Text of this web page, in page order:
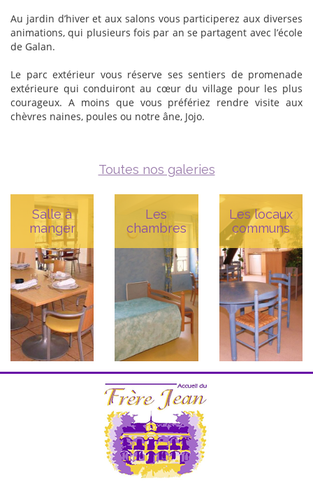
Au jardin d’hiver et aux salons vous participerez aux diverses
animations, qui plusieurs fois par an se partagent avec l’école
de Galan.
Le parc extérieur vous réserve ses sentiers de promenade
extérieure qui conduiront au cœur du village pour les plus
courageux. A moins que vous préfériez rendre visite aux
chèvres naines, poules ou notre âne, Jojo.
Toutes nos galeries
Salle à
manger
+
Les
chambres
+
Les locaux
communs
+